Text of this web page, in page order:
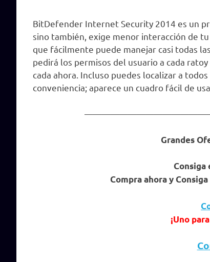
BitDefender Internet Security 2014 es un
sino también, exige menor interacción de
que fácilmente puede manejar casi todas
pedirá los permisos del usuario a cada
cada ahora. Incluso puedes localizar a
conveniencia; aparece un cuadro fácil de
Grandes
Consiga
Compra ahora y Consiga
¡Uno